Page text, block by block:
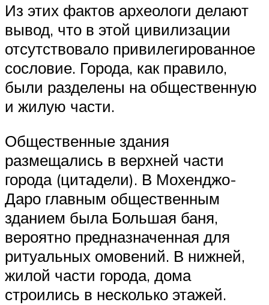
Из этих фактов археологи делают
вывод, что в этой цивилизации
отсутствовало привилегированное
сословие. Города, как правило,
были разделены на общественную
и жилую части.
Общественные здания
размещались в верхней части
города (цитадели). В Мохенджо-
Даро главным общественным
зданием была Большая баня,
вероятно предназначенная для
ритуальных омовений. В нижней,
жилой части города, дома
строились в несколько этажей.